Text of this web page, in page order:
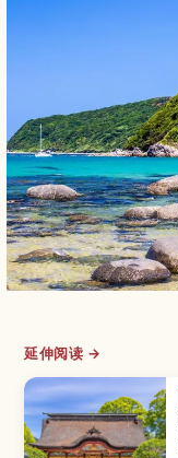
延伸阅读 →